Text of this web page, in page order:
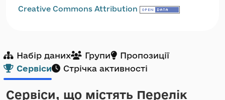
Creative Commons Attribution
Набір даних Групи
Пропозиції
Сервіси
Стрічка активності
Сервіси, що містять Перелік